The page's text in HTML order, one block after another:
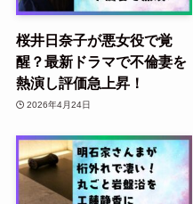
桜井日奈子が悪女役で覚
醒？最新ドラマで不倫妻を
熱演し評価急上昇！
2026年4月24日